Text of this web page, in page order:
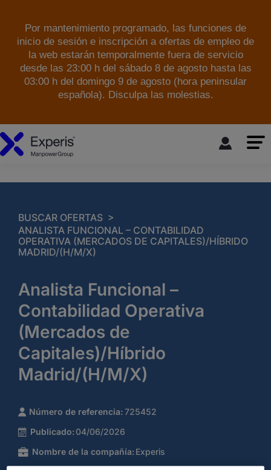
Por mantenimiento programado, las funciones de
inicio de sesión e inscripción a ofertas de empleo de
la web estarán temporalmente fuera de servicio
desde las 23:00 h del sábado 8 de agosto hasta las
03:00 h del domingo 9 de agosto (hora peninsular
española). Disculpa las molestias.
BUSCAR OFERTAS >
ANALISTA FUNCIONAL – CONTABILIDAD
OPERATIVA (MERCADOS DE CAPITALES)/HÍBRIDO
MADRID/(H/M/X)
Analista Funcional –
Contabilidad Operativa
(Mercados de
Capitales)/Híbrido
Madrid/(H/M/X)
Número de referencia: 725452
Publicado: 04/06/2026
Nombre de la compañía: Experis